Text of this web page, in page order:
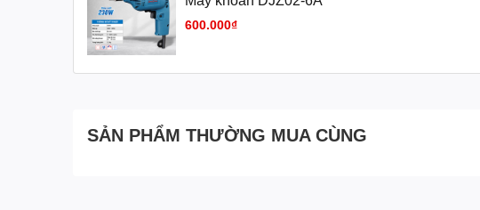
600.000₫
SẢN PHẨM THƯỜNG MUA CÙNG